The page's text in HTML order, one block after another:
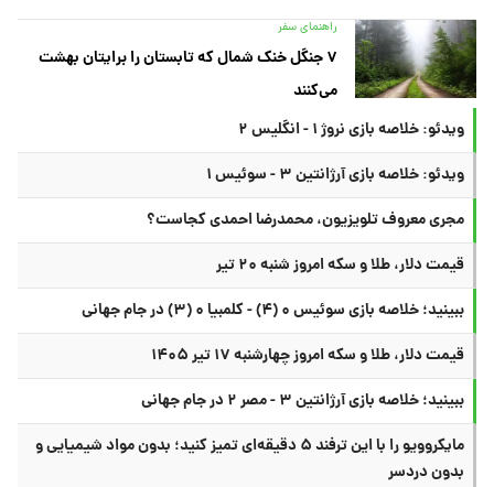
راهنمای سفر
۷ جنگل خنک شمال که تابستان را برایتان بهشت
می‌کنند
ویدئو: خلاصه بازی نروژ ۱ - انگلیس ۲
ویدئو: خلاصه بازی آرژانتین ۳ - سوئیس ۱
مجری معروف تلویزیون، محمدرضا احمدی کجاست؟
قیمت دلار، طلا و سکه امروز شنبه ۲۰ تیر
ببینید؛ خلاصه بازی سوئیس ۰ (۴) - کلمبیا ۰ (۳) در جام جهانی
قیمت دلار، طلا و سکه امروز چهارشنبه ۱۷ تیر ۱۴۰۵
ببینید؛ خلاصه بازی آرژانتین ۳ - مصر ۲ در جام جهانی
مایکروویو را با این ترفند ۵ دقیقه‌ای تمیز کنید؛ بدون مواد شیمیایی و
بدون دردسر